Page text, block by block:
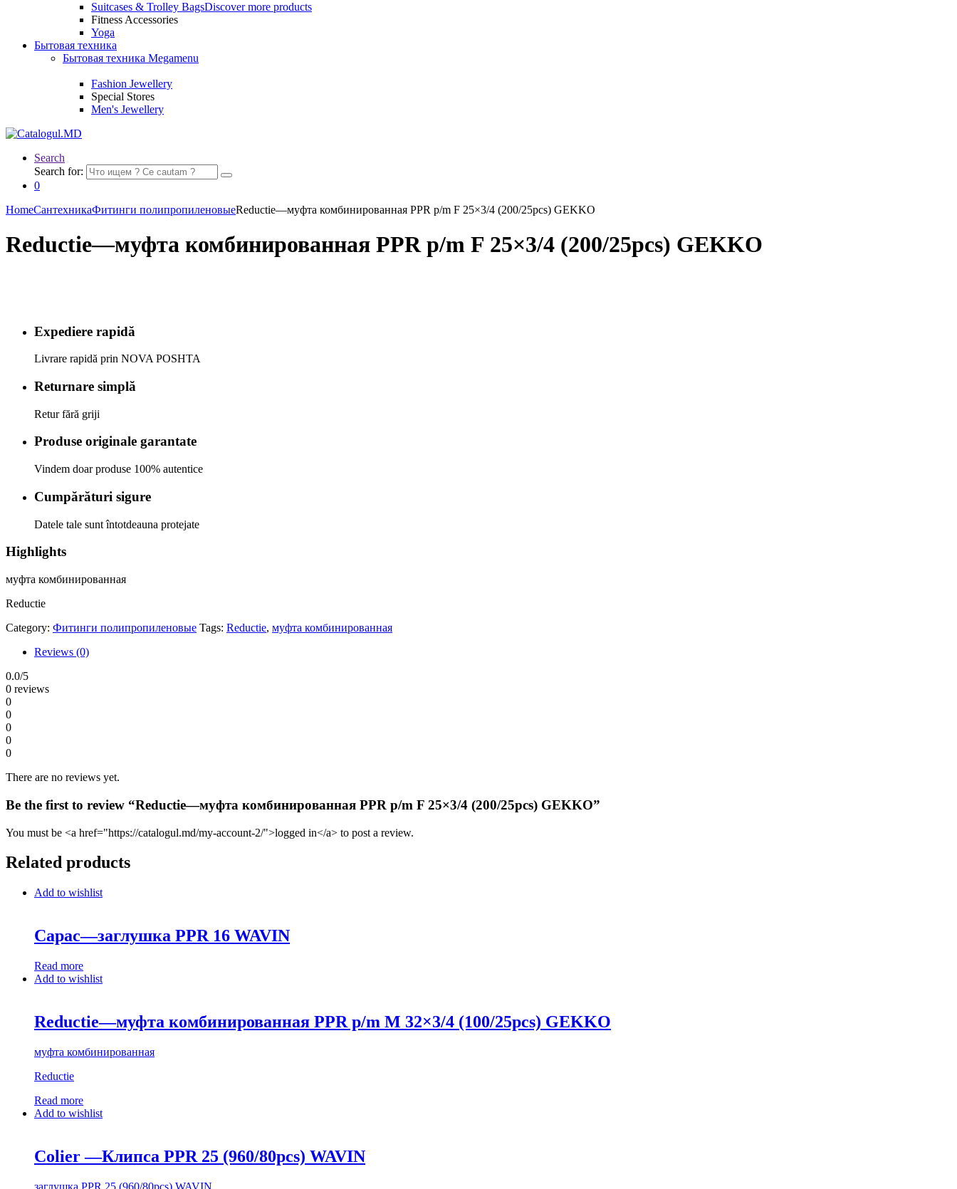
Suitcases & Trolley BagsDiscover more products
Fitness Accessories
Yoga
Бытовая техника
Бытовая техника Megamenu
Fashion Jewellery
Special Stores
Men's Jewellery
Search
Search for:
0
HomeСантехникаФитинги полипропиленовыеReductie—муфта комбинированная PPR p/m F 25×3/4 (200/25pcs) GEKKO
Reductie—муфта комбинированная PPR p/m F 25×3/4 (200/25pcs) GEKKO
Expediere rapidă
Livrare rapidă prin NOVA POSHTA
Returnare simplă
Retur fără griji
Produse originale garantate
Vindem doar produse 100% autentice
Cumpărături sigure
Datele tale sunt întotdeauna protejate
Highlights
муфта комбинированная
Reductie
Category: Фитинги полипропиленовые Tags: Reductie, муфта комбинированная
Reviews (0)
0.0/5
0 reviews
0
0
0
0
0
There are no reviews yet.
Be the first to review “Reductie—муфта комбинированная PPR p/m F 25×3/4 (200/25pcs) GEKKO”
You must be <a href="https://catalogul.md/my-account-2/">logged in</a> to post a review.
Related products
Add to wishlist
Capac—заглушка PPR 16 WAVIN
Read more
Add to wishlist
Reductie—муфта комбинированная PPR p/m M 32×3/4 (100/25pcs) GEKKO
муфта комбинированная
Reductie
Read more
Add to wishlist
Colier —Клипса PPR 25 (960/80pcs) WAVIN
заглушка PPR 25 (960/80pcs) WAVIN